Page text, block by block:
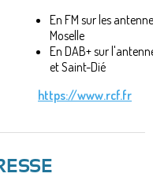
En FM sur les
Moselle
En DAB+ sur
et Saint-Dié
https://www.rcf.fr